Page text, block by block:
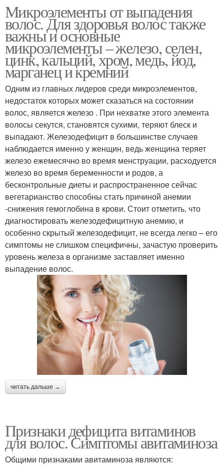
Микроэлементы от выпадения
волос. Для здоровья волос также
важны и основные
микроэлементы – железо, селен,
цинк, кальций, хром, медь, йод,
марганец и кремний
Одним из главных лидеров среди микроэлементов,
недостаток которых может сказаться на состоянии
волос, является железо . При нехватке этого элемента
волосы секутся, становятся сухими, теряют блеск и
выпадают. Железодефицит в большинстве случаев
наблюдается именно у женщин, ведь женщина теряет
железо ежемесячно во время менструации, расходуется
железо во время беременности и родов, а
бесконтрольные диеты и распространенное сейчас
вегетарианство способны стать причиной анемии
-снижения гемоглобина в крови. Стоит отметить, что
диагностировать железодефицитную анемию, и
особенно скрытый железодефицит, не всегда легко – его
симптомы не слишком специфичны, зачастую проверить
уровень железа в организме заставляет именно
выпадение волос.
читать дальше →
Признаки дефицита витаминов
для волос. Симптомы авитаминоза
Общими признаками авитаминоза являются: